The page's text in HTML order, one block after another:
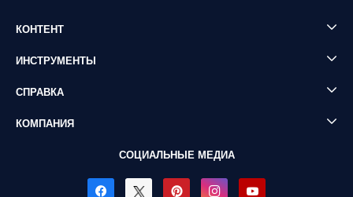
КОНТЕНТ
ИНСТРУМЕНТЫ
СПРАВКА
КОМПАНИЯ
СОЦИАЛЬНЫЕ МЕДИА